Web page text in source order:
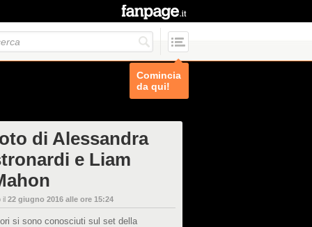
Comincia
da qui!
di Alessandra
e Liam
il 22 giugno 2016 alle ore 15:24
si sono conosciuti sul set della